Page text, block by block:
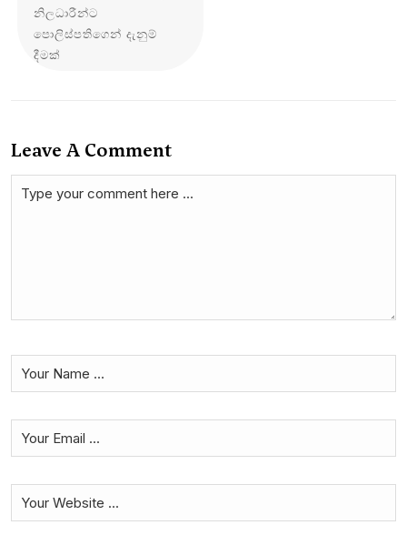
නිලධාරීන්ට
පොලිස්පතිගෙන් දැනුම්
දීමක්
Leave A Comment